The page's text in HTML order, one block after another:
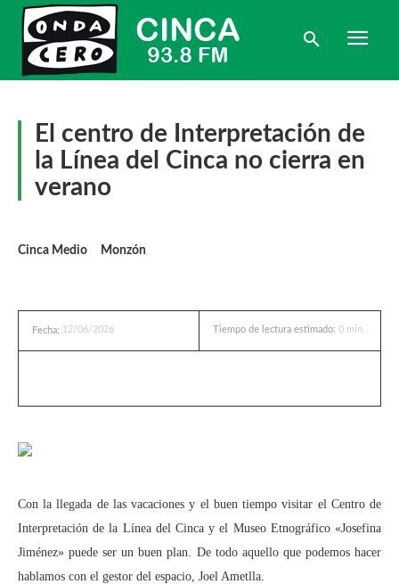
El centro de Interpretación de
la Línea del Cinca no cierra en
verano
Cinca Medio Monzón
Fecha: 12/06/2026 Tiempo de lectura estimado: 0 min.
Con la llegada de las vacaciones y el buen tiempo visitar el Centro de
Interpretación de la Línea del Cinca y el Museo Etnográfico «Josefina
Jiménez» puede ser un buen plan. De todo aquello que podemos hacer
hablamos con el gestor del espacio, Joel Ametlla.